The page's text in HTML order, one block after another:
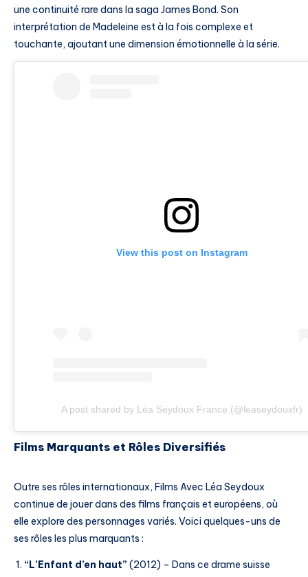
une continuité rare dans la saga James Bond. Son
interprétation de Madeleine est à la fois complexe et
touchante, ajoutant une dimension émotionnelle à la série.
View this post on Instagram
A post shared by Léa Seydoux France (@leaseydouxfr)
Films Marquants et Rôles Diversifiés
Outre ses rôles internationaux, Films Avec Léa Seydoux
continue de jouer dans des films français et européens, où
elle explore des personnages variés. Voici quelques-uns de
ses rôles les plus marquants :
“L’Enfant d’en haut” (2012) – Dans ce drame suisse